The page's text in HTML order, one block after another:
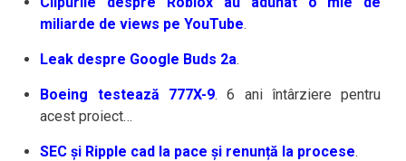
miliarde de views pe YouTube.
Leak despre Google Buds 2a.
Boeing testează 777X-9. 6 ani întârziere pentru
acest proiect…
SEC și Ripple cad la pace și renunță la procese.